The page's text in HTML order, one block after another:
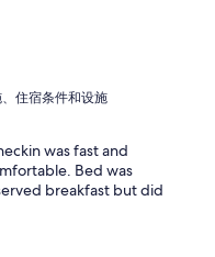
住宿条件和设施
was fast and
Bed was
breakfast but did